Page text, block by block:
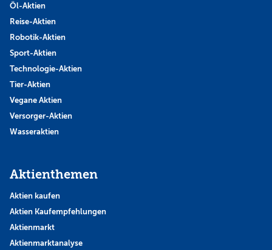
Öl-Aktien
Reise-Aktien
Robotik-Aktien
Sport-Aktien
Technologie-Aktien
Tier-Aktien
Vegane Aktien
Versorger-Aktien
Wasseraktien
Aktienthemen
Aktien kaufen
Aktien Kaufempfehlungen
Aktienmarkt
Aktienmarktanalyse